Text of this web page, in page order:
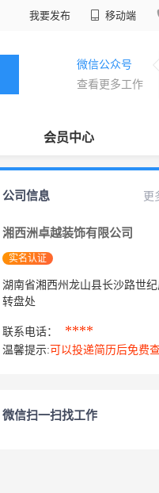
我要发布 移动端
微信公众号
查看更多工作
会员中心
更
公司信息
湘西洲卓越装饰有限公司
实名认证
湖南省湘西州龙山县长沙路世
转盘处
联系电话： ****
温馨提示: 可以投递简历后免费
微信扫一扫找工作